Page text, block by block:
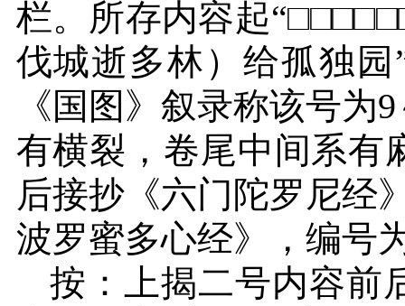
栏。所存内容起
伐城逝多林）给孤独
《国图》叙录称该号为9
有横裂，卷尾中间系有
后接抄《六门陀罗尼经
波罗蜜多心经》，编号
按：上揭二号内容前